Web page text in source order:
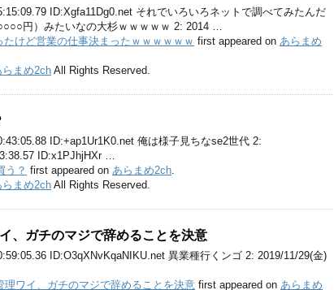
ID:Xgfa11Dg0.net それでいろいろネットで調べてみたんだ
円）みたいなの大杉ｗｗｗｗｗ 2: 2014 …
たけど営業の仕事決まったｗｗｗｗｗｗ first appeared on あらまめ
らまめ2chAll Rights Reserved.
ID:+ap1Ur1K0.net 俺は様子見ちなse2世代 2:
ID:x1PJhjHXr …
う？ first appeared on あらまめ2ch.
らまめ2chAll Rights Reserved.
、ガチのマジで辞めることを決意
ID:O3qXNvKqaNIKU.net 異業種行くンゴ 2: 2019/11/29(金)
理ワイ、ガチのマジで辞めることを決意 first appeared on あらまめ